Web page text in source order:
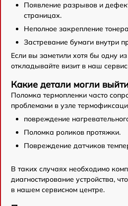
Появление разрывов и
страницах.
Неполное закрепление
Застревание бумаги внутри
Если вы заметили хотя бы одну
откладывайте визит в наш
Какие детали могли
Поломка термопленки часто
проблемами в узле
повреждение
Поломка роликов протяжки.
Повреждение датчиков
В таких случаях необходимо
диагностирование устройства,
в нашем сервисном центре.